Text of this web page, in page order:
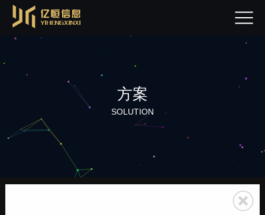
方案
SOLUTION